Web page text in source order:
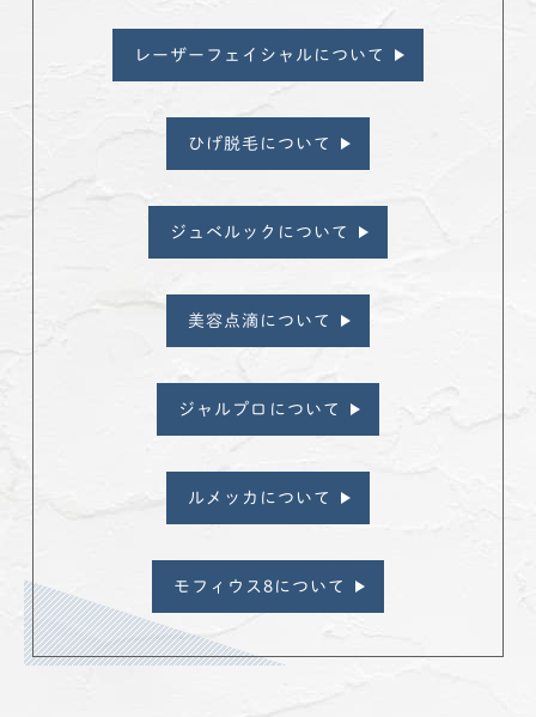
レーザーフェイシャルについて
ひげ脱毛について
ジュベルックについて
美容点滴について
ジャルプロについて
ルメッカについて
モフィウス8について